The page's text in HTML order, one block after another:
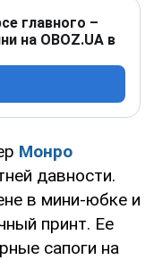
главного –
на OBOZ.UA в
Монро
давности.
в мини-юбке и
принт. Ее
сапоги на